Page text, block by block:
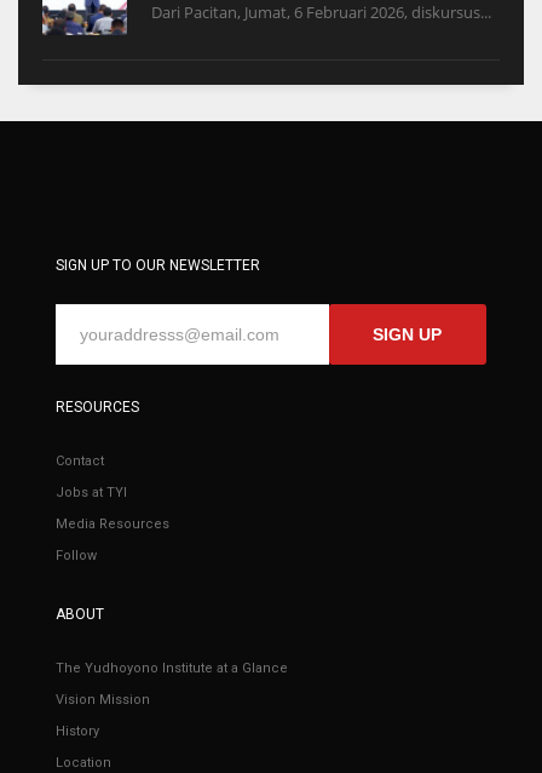
Dari Pacitan, Jumat, 6 Februari 2026, diskursus...
SIGN UP TO OUR NEWSLETTER
SIGN UP
RESOURCES
Contact
Jobs at TYI
Media Resources
Follow
ABOUT
The Yudhoyono Institute at a Glance
Vision Mission
History
Location